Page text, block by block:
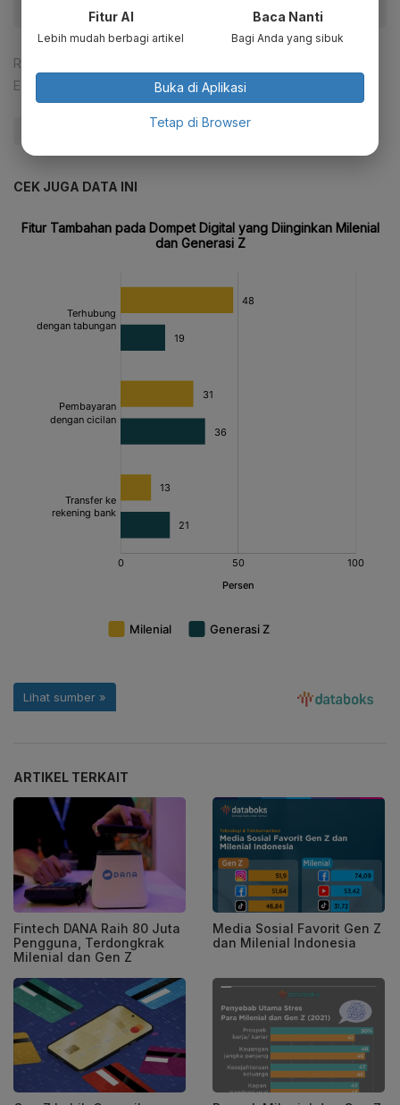
Reporter:
Editor:
#Bukalapak #Gim (Permainan)
CEK JUGA DATA INI
ARTIKEL TERKAIT
Fintech DANA Raih 80 Juta
Pengguna, Terdongkrak
Milenial dan Gen Z
Media Sosial Favorit Gen Z
dan Milenial Indonesia
Fitur AI
Lebih mudah berbagi artikel
Baca Nanti
Bagi Anda yang sibuk
Buka di Aplikasi
Tetap di Browser